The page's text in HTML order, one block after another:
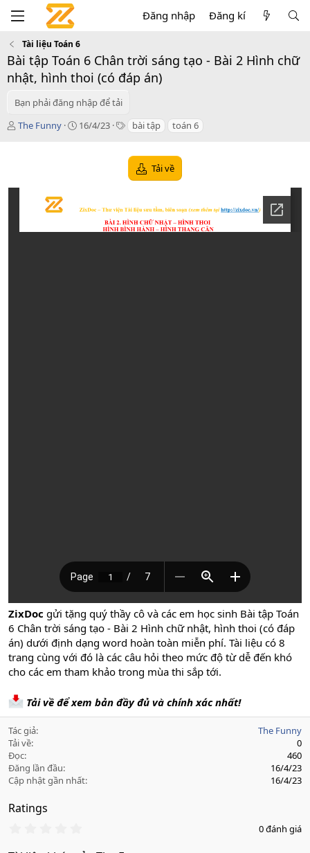
Đăng nhập Đăng kí
Tài liệu Toán 6
Bài tập Toán 6 Chân trời sáng tạo - Bài 2 Hình chữ
nhật, hình thoi (có đáp án)
Bạn phải đăng nhập để tải
T
ả
The Funny
C
n
16/4/23
T
s
bài tập toán 6
Tải về
ZixDoc gửi tặng quý thầy cô và các em học sinh Bài tập Toán
6 Chân trời sáng tạo - Bài 2 Hình chữ nhật, hình thoi (có đáp
án) dưới định dạng word hoàn toàn miễn phí. Tài liệu có 8
trang cùng với đó là các câu hỏi theo mức độ từ dễ đến khó
cho các em tham khảo trong mùa thi sắp tới.
Tải về để xem bản đầy đủ và chính xác nhất!
Tác giả
The Funny
Tải về
0
Đọc
460
Đăng lần đầu
16/4/23
Cập nhật gần nhất
16/4/23
Ratings
0
0 đánh giá